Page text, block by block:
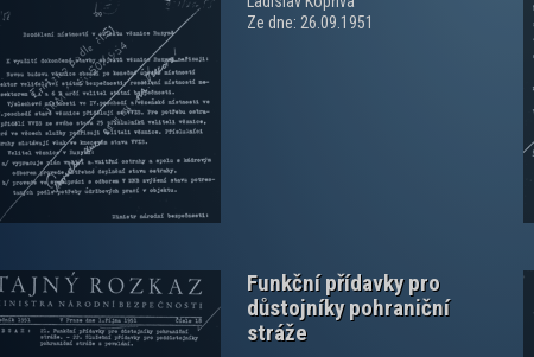
Ze dne: 26.09.1951
Funkční přídavky pro
důstojníky pohraniční
stráže
zobrazit PDF dokument